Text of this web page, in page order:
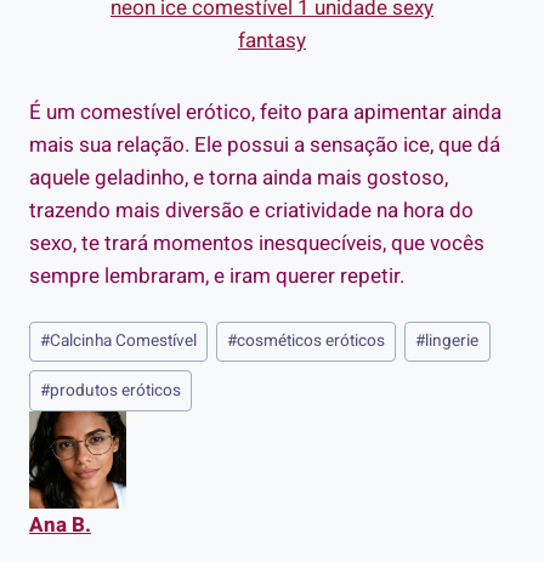
É um comestível erótico, feito para apimentar ainda
mais sua relação. Ele possui a sensação ice, que dá
aquele geladinho, e torna ainda mais gostoso,
trazendo mais diversão e criatividade na hora do
sexo, te trará momentos inesquecíveis, que vocês
sempre lembraram, e iram querer repetir.
Tags
do
Post:
#Calcinha Comestível #cosméticos eróticos #lingerie
#produtos eróticos
Ana B.